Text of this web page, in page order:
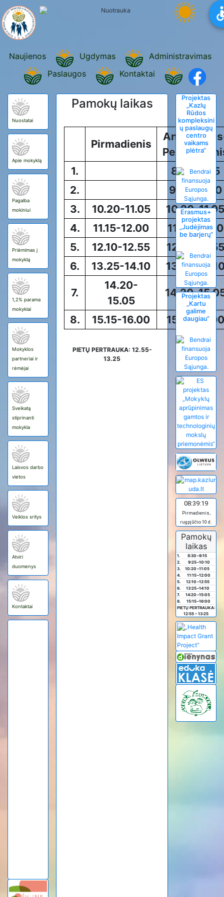
Naujienos Ugdymas
Administravimas
Paslaugos
Kontaktai
Nuostatai
Apie mokyklą
Pagalba
mokiniui
Priėmimas į
mokyklą
1,2% parama
mokyklai
Mokyklos
partneriai ir
rėmėjai
Sveikatą
stiprinanti
mokykla
Laisvos darbo
vietos
Veiklos sritys
Atviri
duomenys
Kontaktai
Pamokų laikas
Pirmadienis
1.
8.30-9.15
2.
9.25-10.10
3.
10.20-11.05
10.20-11.05
4.
11.15-12.00
11.15-12.00
5.
12.10-12.55
12.10-12.55
6.
13.25-14.10 13.25-
7.
14.20-
15.05
14.20-
8. 15.15-16.00 15.15-16.00
PIETŲ PERTRAUKA: 12.55-
13.25
Projektas
„Kazlų
Rūdos
kompleksini
ų paslaugų
centro
vaikams
plėtra“
Erasmus+
projektas
„Judėjimas
be barjerų“
Projektas
„Kartu
galime
daugiau“
08:39:19
Pirmadienis,
rugpjūčio 10 d.
Pamokų
laikas
1. 8:30 –9:15
2.
9:25–10:10
3.
10:20 –11:05
4.
11:15–12:00
5.
12:10 –12:55
6.
13:25–14:10
7.
14:20 –15:05
8.
15:15–16:00
PIETŲ PERTRAUKA:
12:55 – 13:25